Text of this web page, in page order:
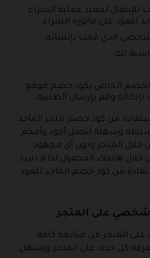
لتنفيذ عملية الشراء
للعود على فاتورة الشراء.
الذي قمت بإنشائه.
لك.
الخاص بكود خصم موقع
وقم بإرسال الطلبية.
من كود خصم متجر الماجد
وسهلة لتصل أجود وأفخم
خلال المتجر ودون أى مجهود
هاتفك المحمول لذا لا تتردد
من كود خصم الماجد للعود
على المتجر
المتجر من متابعة كافة
كل جديد على المتجر ويسهل